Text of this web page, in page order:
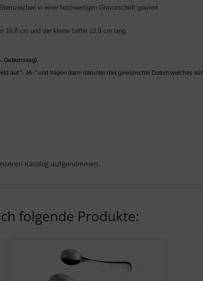
in einer hochwertigen Gravurschrift graviert.
16,8 cm und der kleine Löffel 13,9 cm lang.
Geburtstag).
auf "- JA -" und tragen dann darunter das gewünschte Datum welches
Katalog aufgenommen.
folgende Produkte: